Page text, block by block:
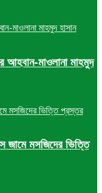
আহবান-মাওলানা মাহমুদ
জামে মসজিদের ভিত্তি